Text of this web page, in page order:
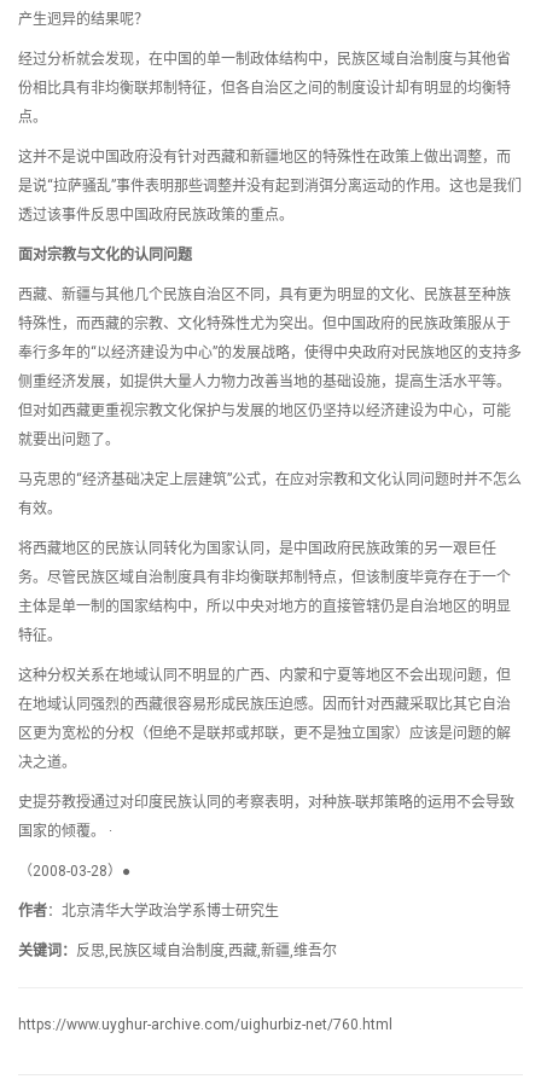
产生迥异的结果呢？
经过分析就会发现，在中国的单一制政体结构中，民族区域自治制度与其他省
份相比具有非均衡联邦制特征，但各自治区之间的制度设计却有明显的均衡特
点。
这并不是说中国政府没有针对西藏和新疆地区的特殊性在政策上做出调整，而
是说“拉萨骚乱”事件表明那些调整并没有起到消弭分离运动的作用。这也是我们
透过该事件反思中国政府民族政策的重点。
面对宗教与文化的认同问题
西藏、新疆与其他几个民族自治区不同，具有更为明显的文化、民族甚至种族
特殊性，而西藏的宗教、文化特殊性尤为突出。但中国政府的民族政策服从于
奉行多年的“以经济建设为中心”的发展战略，使得中央政府对民族地区的支持多
侧重经济发展，如提供大量人力物力改善当地的基础设施，提高生活水平等。
但对如西藏更重视宗教文化保护与发展的地区仍坚持以经济建设为中心，可能
就要出问题了。
马克思的“经济基础决定上层建筑”公式，在应对宗教和文化认同问题时并不怎么
有效。
将西藏地区的民族认同转化为国家认同，是中国政府民族政策的另一艰巨任
务。尽管民族区域自治制度具有非均衡联邦制特点，但该制度毕竟存在于一个
主体是单一制的国家结构中，所以中央对地方的直接管辖仍是自治地区的明显
特征。
这种分权关系在地域认同不明显的广西、内蒙和宁夏等地区不会出现问题，但
在地域认同强烈的西藏很容易形成民族压迫感。因而针对西藏采取比其它自治
区更为宽松的分权（但绝不是联邦或邦联，更不是独立国家）应该是问题的解
决之道。
史提芬教授通过对印度民族认同的考察表明，对种族-联邦策略的运用不会导致
国家的倾覆。 ·
（2008-03-28）●
作者：北京清华大学政治学系博士研究生
关键词： 反思,民族区域自治制度,西藏,新疆,维吾尔
https://www.uyghur-archive.com/uighurbiz-net/760.html